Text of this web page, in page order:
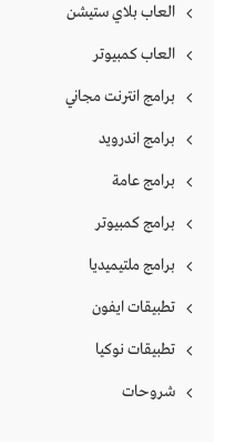
العاب بلاي ستيشن
العاب كمبيوتر
برامج انترنت مجاني
برامج اندرويد
برامج عامة
برامج كمبيوتر
برامج ملتيميديا
تطبيقات ايفون
تطبيقات نوكيا
شروحات